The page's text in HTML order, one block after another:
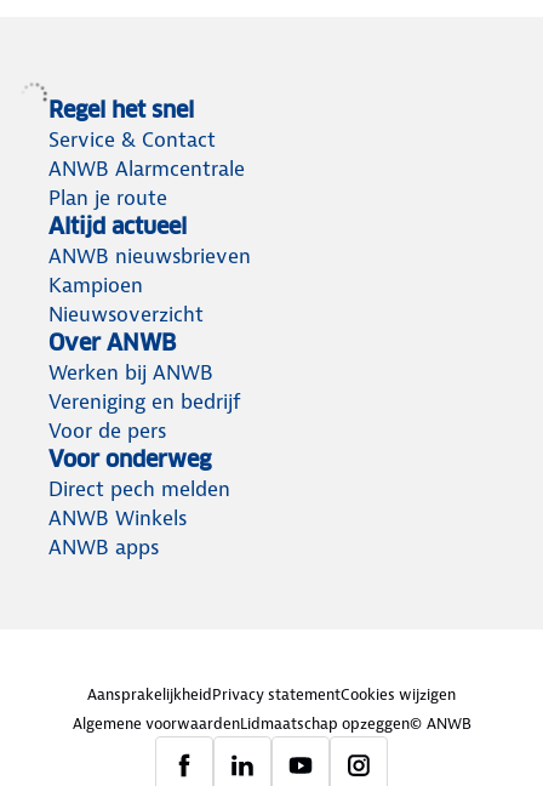
Regel het snel
Service & Contact
ANWB Alarmcentrale
Plan je route
Altijd actueel
ANWB nieuwsbrieven
Kampioen
Nieuwsoverzicht
Over ANWB
Werken bij ANWB
Vereniging en bedrijf
Voor de pers
Voor onderweg
Direct pech melden
ANWB Winkels
ANWB apps
AansprakelijkheidPrivacy statementCookies wijzigen
Algemene voorwaardenLidmaatschap opzeggen© ANWB